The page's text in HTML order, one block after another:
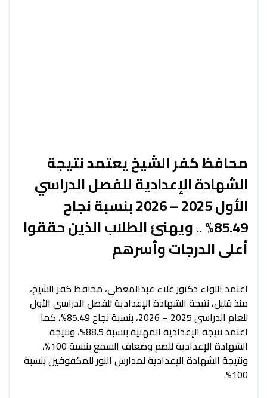
محافظ كفر الشيخ يعتمد نتيجة
الشهادة الإعدادية للفصل الدراسي
الأول 2025 – 2026 بنسبة نجاح
85.49% .. ويهنئ الطلاب الذين حققوا
أعلى الدرجات وأسرهم
اعتمد اللواء دكتور علاء عبدالمعطي، محافظ كفر الشيخ،
منذ قليل، نتيجة الشهادة الإعدادية للفصل الدراسي الأول
للعام الدراسي 2025 – 2026، بنسبة نجاح 85.49%، كما
اعتمد نتيجة الإعدادية المهنية بنسبة 88.5%، ونتيجة
الشهادة الإعدادية للصم وضعاف السمع بنسبة 100%،
ونتيجة الشهادة الإعدادية لمدارس النور للمكفوفين بنسبة
100%.